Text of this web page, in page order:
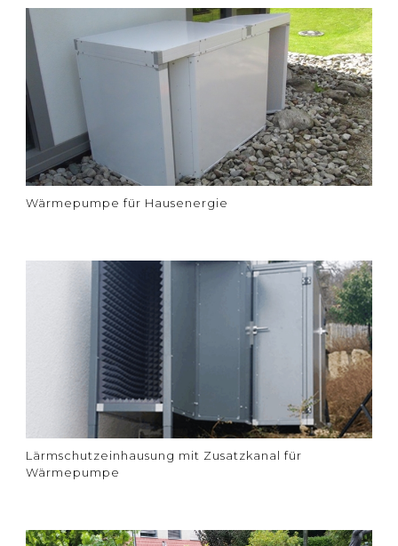
Wärmepumpe für Hausenergie
Lärmschutzeinhausung mit Zusatzkanal für
Wärmepumpe